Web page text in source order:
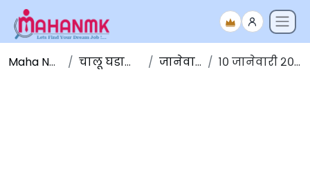
Maha NMK चालू घडामोडी जानेवारी १० जानेवारी २०२०